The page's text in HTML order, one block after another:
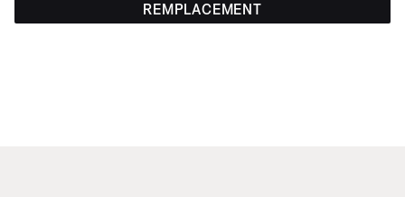
REMPLACEMENT